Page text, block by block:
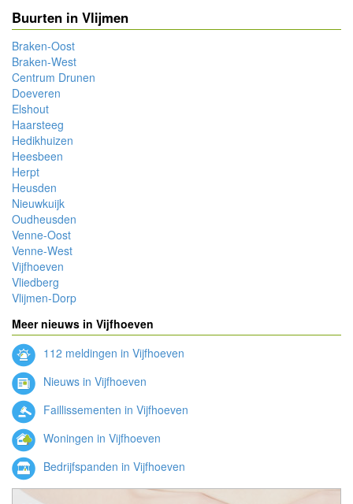
Buurten in Vlijmen
Braken-Oost
Braken-West
Centrum Drunen
Doeveren
Elshout
Haarsteeg
Hedikhuizen
Heesbeen
Herpt
Heusden
Nieuwkuijk
Oudheusden
Venne-Oost
Venne-West
Vijfhoeven
Vliedberg
Vlijmen-Dorp
Meer nieuws in Vijfhoeven
112 meldingen in Vijfhoeven
Nieuws in Vijfhoeven
Faillissementen in Vijfhoeven
Woningen in Vijfhoeven
Bedrijfspanden in Vijfhoeven